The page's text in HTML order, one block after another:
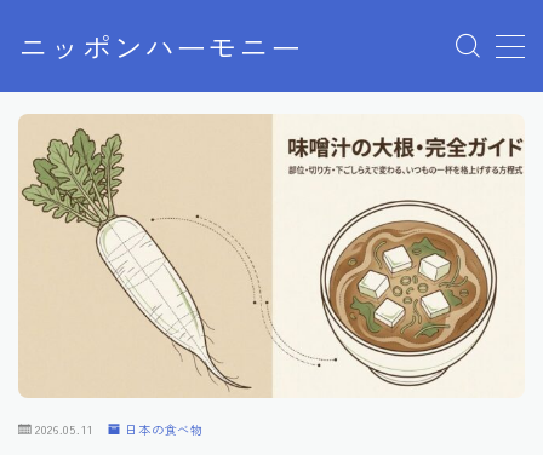
ニッポンハーモニー
MENU
プライバシーポリシー
特定商取引法に基づく表記
お問い合わせ
2026.05.11 日本の食べ物